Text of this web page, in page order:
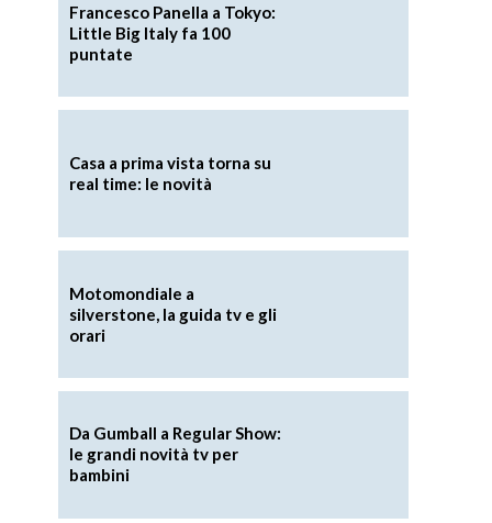
Francesco Panella a Tokyo:
Little Big Italy fa 100
puntate
Casa a prima vista torna su
real time: le novità
Motomondiale a
silverstone, la guida tv e gli
orari
Da Gumball a Regular Show:
le grandi novità tv per
bambini